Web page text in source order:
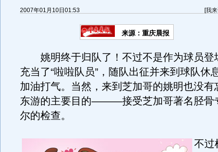
2007年01月10日01:53 [我
来源：重庆晨报
姚明终于归队了！不过不是作为球员登
充当了“啦啦队员”，随队出征并来到球队休
加油打气。当然，来到芝加哥的姚明也没有
东游的主要目的———接受芝加哥著名胫骨
尔的检查。
不过